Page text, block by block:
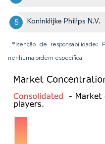
Koninklijke Philips N.V.
*Isenção de responsabilidade:
nenhuma ordem específica